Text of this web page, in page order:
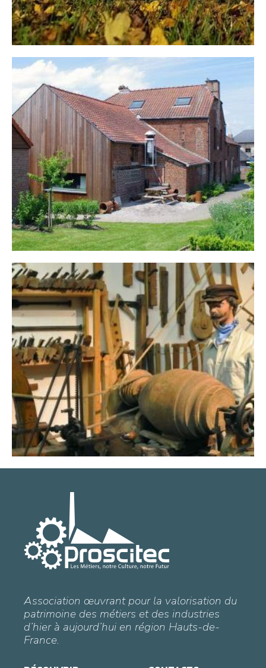
Association œuvrant pour la valorisation du
patrimoine des métiers et des industries
d’hier à aujourd’hui en région Hauts-de-
France.